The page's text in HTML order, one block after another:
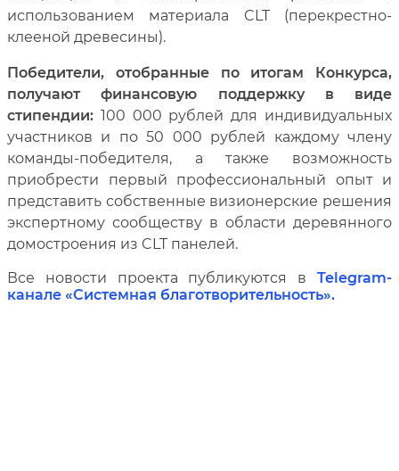
использованием материала CLT (перекрестно-
клееной древесины).
Победители, отобранные по итогам Конкурса,
получают финансовую поддержку в виде
стипендии: 100 000 рублей для индивидуальных
участников и по 50 000 рублей каждому члену
команды-победителя, а также возможность
приобрести первый профессиональный опыт и
представить собственные визионерские решения
экспертному сообществу в области деревянного
домостроения из CLT панелей.
Все новости проекта публикуются в
Telegram-
канале «Системная благотворительность».